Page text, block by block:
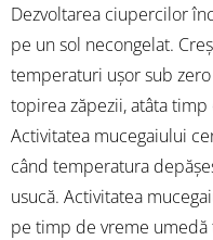
Dezvoltarea ciupercilor
pe un sol necongelat.
temperaturi ușor sub
topirea zăpezii, atâta
Activitatea mucegaiului
când temperatura
usucă. Activitatea
pe timp de vreme umedă